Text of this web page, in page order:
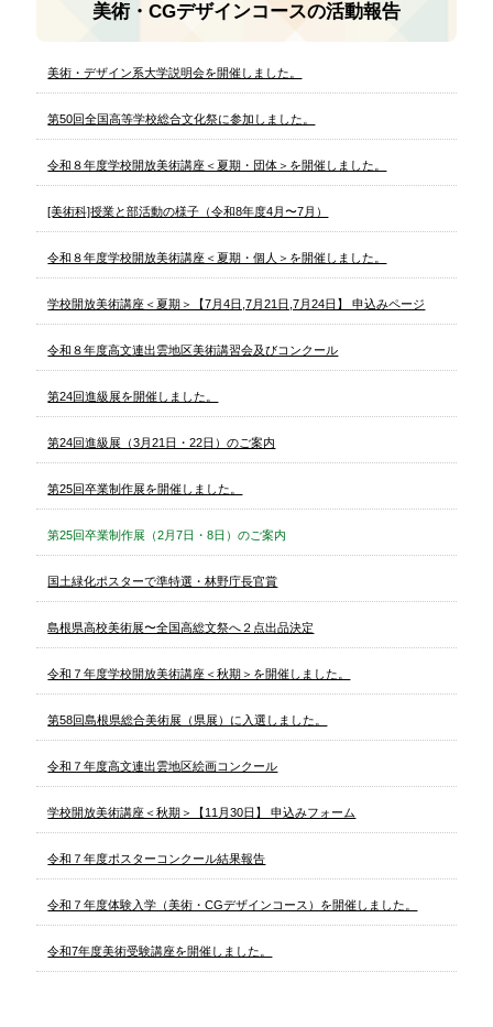
美術・CGデザインコースの活動報告
美術・デザイン系大学説明会を開催しました。
第50回全国高等学校総合文化祭に参加しました。
令和８年度学校開放美術講座＜夏期・団体＞を開催しました。
[美術科]授業と部活動の様子（令和8年度4月〜7月）
令和８年度学校開放美術講座＜夏期・個人＞を開催しました。
学校開放美術講座＜夏期＞【7月4日,7月21日,7月24日】 申込みページ
令和８年度高文連出雲地区美術講習会及びコンクール
第24回進級展を開催しました。
第24回進級展（3月21日・22日）のご案内
第25回卒業制作展を開催しました。
第25回卒業制作展（2月7日・8日）のご案内
国土緑化ポスターで準特選・林野庁長官賞
島根県高校美術展〜全国高総文祭へ２点出品決定
令和７年度学校開放美術講座＜秋期＞を開催しました。
第58回島根県総合美術展（県展）に入選しました。
令和７年度高文連出雲地区絵画コンクール
学校開放美術講座＜秋期＞【11月30日】 申込みフォーム
令和７年度ポスターコンクール結果報告
令和７年度体験入学（美術・CGデザインコース）を開催しました。
令和7年度美術受験講座を開催しました。